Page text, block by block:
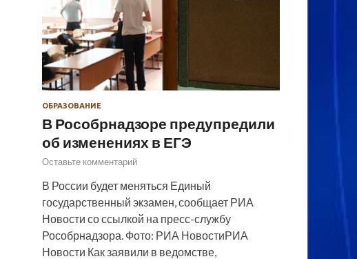
ОБРАЗОВАНИЕ
В Рособрнадзоре предупредили
об изменениях в ЕГЭ
Оставьте комментарий
В России будет меняться Единый
государственный экзамен, сообщает РИА
Новости со ссылкой на пресс-службу
Рособрнадзора. Фото: РИА НовостиРИА
Новости Как заявили в ведомстве,